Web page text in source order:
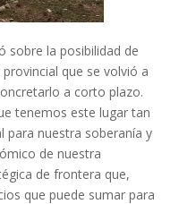
sobre la posibilidad de
que se volvió a
a corto plazo.
tenemos este lugar tan
nuestra soberanía y
de nuestra
de frontera que,
que puede sumar para